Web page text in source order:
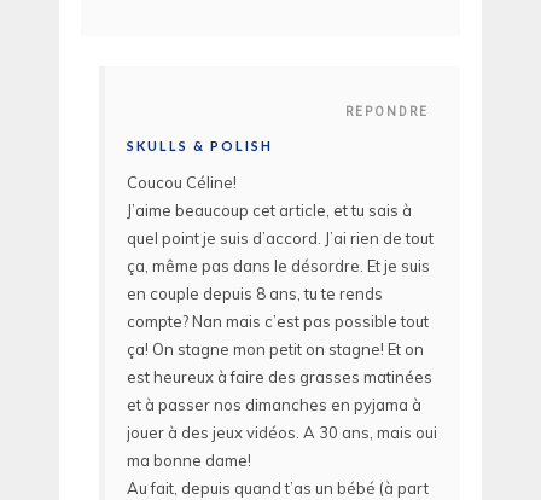
REPONDRE
SKULLS & POLISH
Coucou Céline!
J’aime beaucoup cet article, et tu sais à
quel point je suis d’accord. J’ai rien de tout
ça, même pas dans le désordre. Et je suis
en couple depuis 8 ans, tu te rends
compte? Nan mais c’est pas possible tout
ça! On stagne mon petit on stagne! Et on
est heureux à faire des grasses matinées
et à passer nos dimanches en pyjama à
jouer à des jeux vidéos. A 30 ans, mais oui
ma bonne dame!
Au fait, depuis quand t’as un bébé (à part